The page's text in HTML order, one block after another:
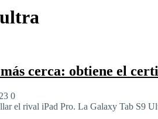
cerca: obtiene el
0
el rival iPad Pro. La Galaxy Tab S9